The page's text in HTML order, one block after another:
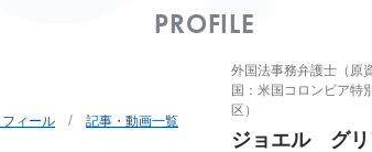
PROFILE
フィール 記事・動画一覧
外国法事務弁護士（原
国：米国コロンビア特別
区）
ジョエル グリ